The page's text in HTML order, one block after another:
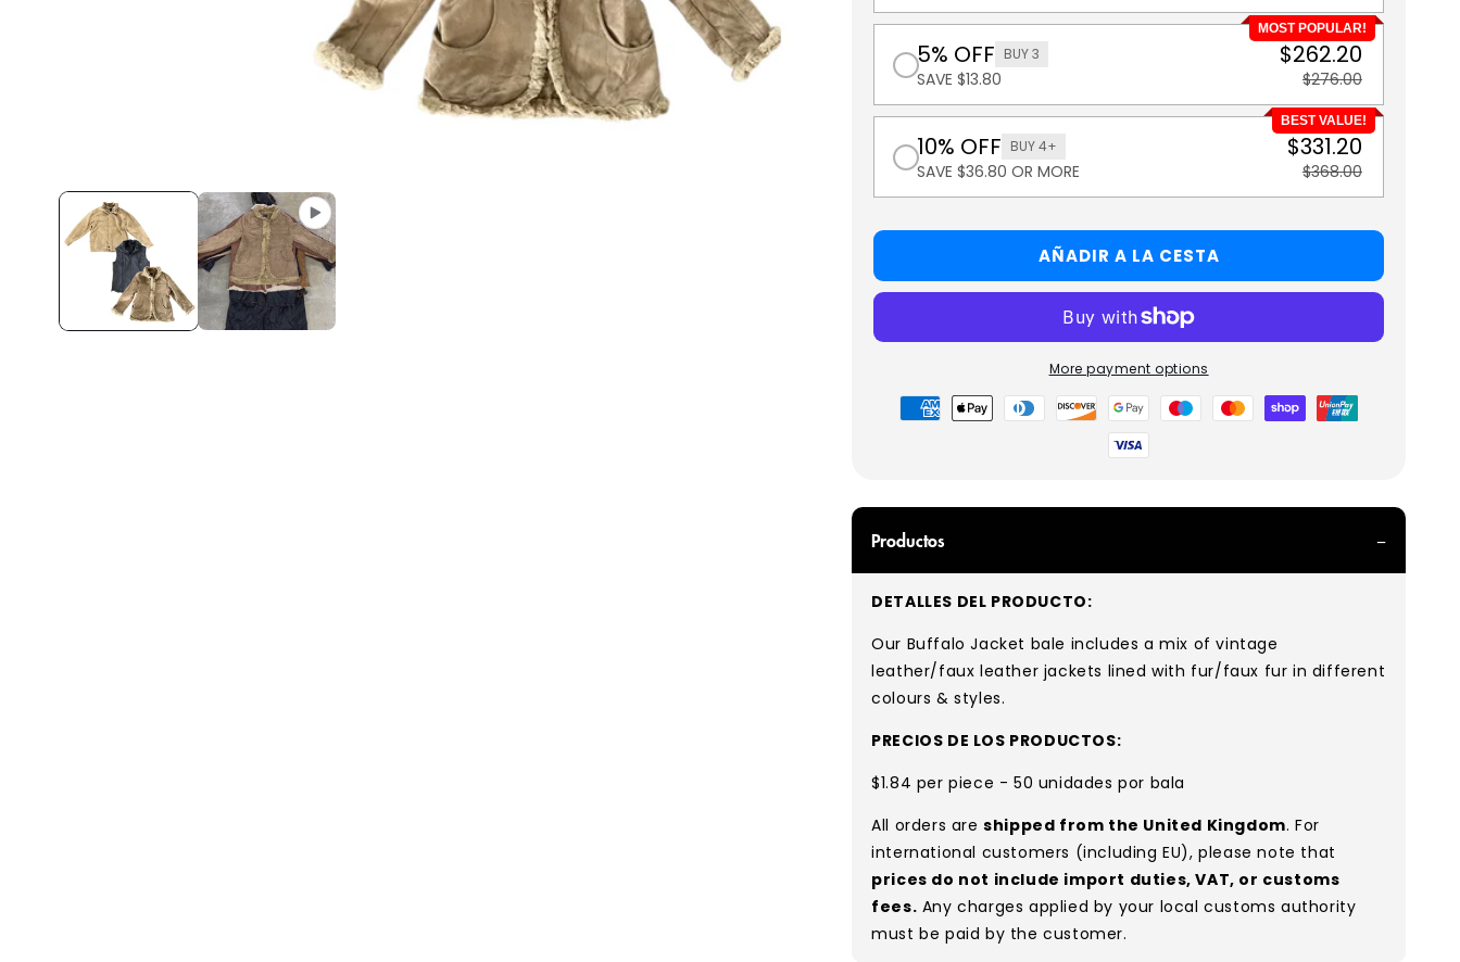
MOST POPULAR!
5% OFF BUY 3
SAVE $13.80
$262.20
$276.00
BEST VALUE!
10% OFF BUY 4+
SAVE $36.80 OR MORE
$331.20
$368.00
AÑADIR A LA CESTA
More payment options
Formas
Productos
DETALLES DEL PRODUCTO:
Our Buffalo Jacket bale includes a mix of vintage
leather/faux leather jackets lined with fur/faux fur in different
colours & styles.
PRECIOS DE LOS PRODUCTOS:
$1.84 per piece - 50 unidades por bala
All orders areshipped from the United Kingdom. For
international customers (including EU), please note that
prices do not include import duties, VAT, or customs
fees. Any charges applied by your local customs authority
must be paid by the customer.